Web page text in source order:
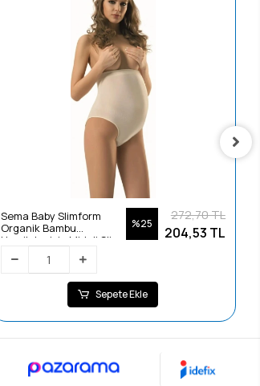
Sema Baby Slimform
Organik Bambu
Hamileler için Mideli Slip
%25
272,70 TL
204,53 TL
Sepete Ekle